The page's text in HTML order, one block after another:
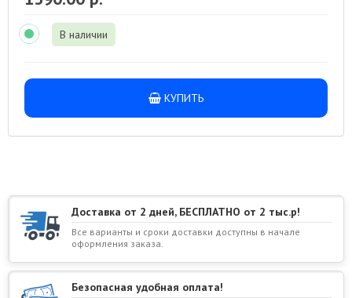
В наличии
КУПИТЬ
Доставка от 2 дней, БЕСПЛАТНО от 2 тыс.р!
Все варианты и сроки доставки доступны в начале
оформления заказа.
Безопасная удобная оплата!